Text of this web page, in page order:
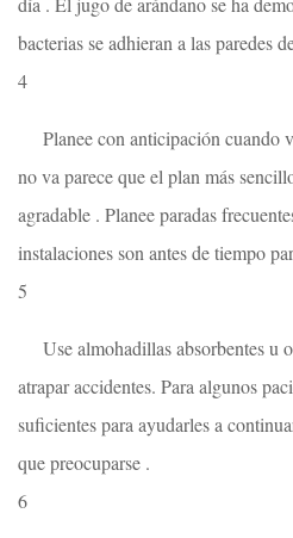
bacterias se adhieran a las paredes
4
Planee con anticipación cuando
no va parece que el plan más
agradable . Planee paradas
instalaciones son antes de tiempo
5
Use almohadillas absorbentes u
atrapar accidentes. Para algunos
suficientes para ayudarles a
que preocuparse .
6